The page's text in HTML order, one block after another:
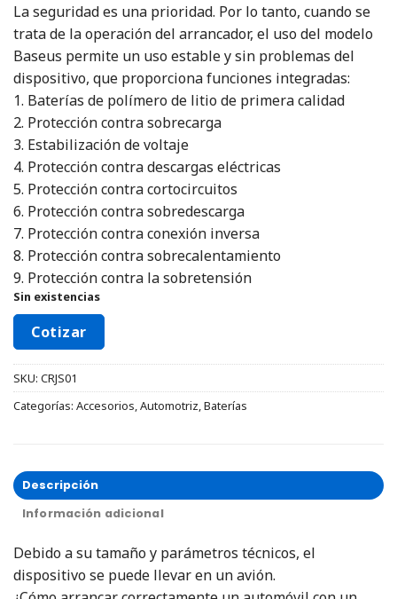
La seguridad es una prioridad. Por lo tanto, cuando se
trata de la operación del arrancador, el uso del modelo
Baseus permite un uso estable y sin problemas del
dispositivo, que proporciona funciones integradas:
1. Baterías de polímero de litio de primera calidad
2. Protección contra sobrecarga
3. Estabilización de voltaje
4. Protección contra descargas eléctricas
5. Protección contra cortocircuitos
6. Protección contra sobredescarga
7. Protección contra conexión inversa
8. Protección contra sobrecalentamiento
9. Protección contra la sobretensión
Sin existencias
Cotizar
SKU: CRJS01
Categorías: Accesorios,Automotriz,Baterías
Descripción
Información adicional
Debido a su tamaño y parámetros técnicos, el
dispositivo se puede llevar en un avión.